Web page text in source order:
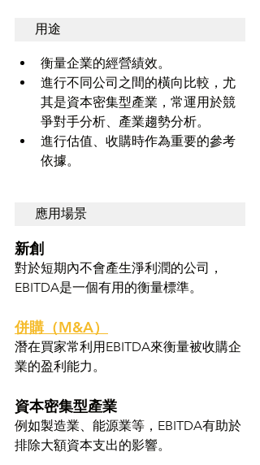
用途
衡量企業的經營績效。
進行不同公司之間的橫向比較，尤
其是資本密集型產業，常運用於競
爭對手分析、產業趨勢分析。
進行估值、收購時作為重要的參考
依據。
應用場景
新創
對於短期內不會產生淨利潤的公司，
EBITDA是一個有用的衡量標準。
併購（M&A）
潛在買家常利用EBITDA來衡量被收購企
業的盈利能力。
資本密集型產業
例如製造業、能源業等，EBITDA有助於
排除大額資本支出的影響。